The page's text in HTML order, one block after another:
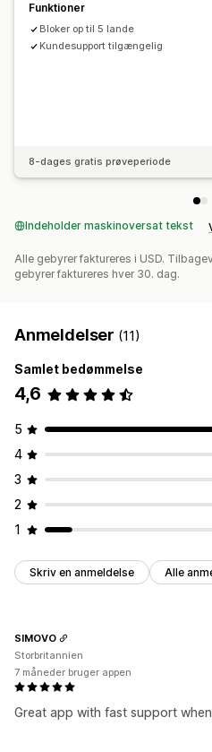
Besked om ophavsret
Indholdsbeskyttelse
Spamblokering
Botregistrering
Funktioner
Bloker op til 5 lande
Kundesupport tilgængelig
8-dages gratis prøveperiode
Indeholder maskinoversat tekst
Alle gebyrer faktureres i USD.
gebyrer faktureres hver 30. dag.
Anmeldelser (11)
Samlet bedømmelse
4,6
5
4
3
2
1
Skriv en anmeldelse Alle
Great app with fast support
SIMOVO
Storbritannien
7 måneder bruger appen